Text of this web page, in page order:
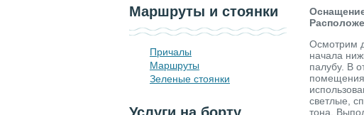
Маршруты и стоянки
Причалы
Маршруты
Зеленые стоянки
Осмотрим
начала
палубу. В
помещения
светлые,
тона.